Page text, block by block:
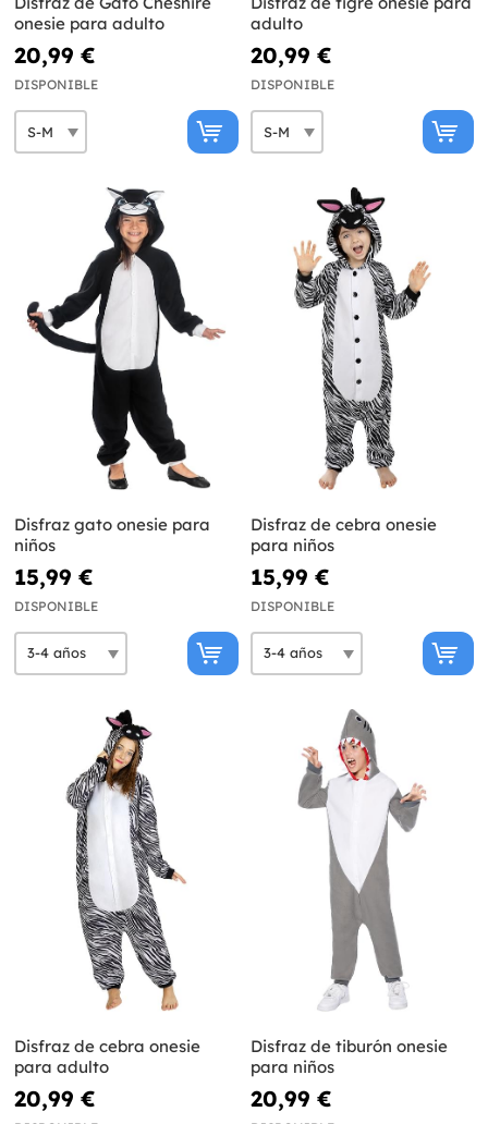
onesie para adulto
20,99 €
DISPONIBLE
adulto
20,99 €
DISPONIBLE
Disfraz gato onesie para
niños
15,99 €
DISPONIBLE
Disfraz de cebra onesie
para niños
15,99 €
DISPONIBLE
Disfraz de cebra onesie
para adulto
20,99 €
Disfraz de tiburón onesie
para niños
20,99 €